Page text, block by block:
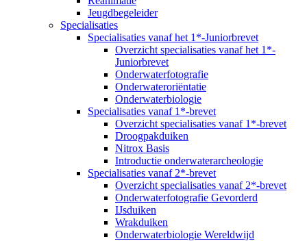
Jeugdbegeleider
Specialisaties
Specialisaties vanaf het 1*-Juniorbrevet
Overzicht specialisaties vanaf het 1*-
Juniorbrevet
Onderwaterfotografie
Onderwateroriëntatie
Onderwaterbiologie
Specialisaties vanaf 1*-brevet
Overzicht specialisaties vanaf 1*-brevet
Droogpakduiken
Nitrox Basis
Introductie onderwaterarcheologie
Specialisaties vanaf 2*-brevet
Overzicht specialisaties vanaf 2*-brevet
Onderwaterfotografie Gevorderd
IJsduiken
Wrakduiken
Onderwaterbiologie Wereldwijd